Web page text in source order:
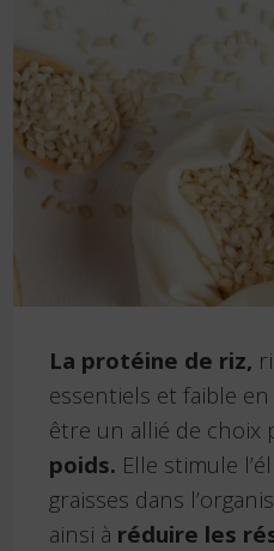
La protéine de riz,
essentiels et faible
être un allié de choix
poids. Elle stimule
graisses dans
ainsi à réduire les